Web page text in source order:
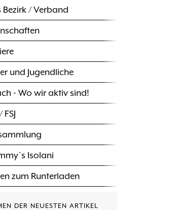
Bezirk / Verband
und Jugendliche
- Wo wir aktiv sind!
FSJ
Isolani
zum Runterladen
DER NEUESTEN ARTIKEL